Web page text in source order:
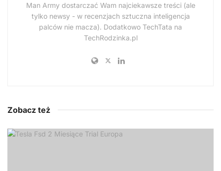
Man Army dostarczać Wam najciekawsze treści (ale
tylko newsy - w recenzjach sztuczna inteligencja
palców nie macza). Dodatkowo TechTata na
TechRodzinka.pl
Zobacz też